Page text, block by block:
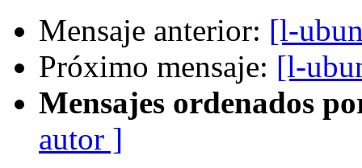
Mensaje anterior: [l-
Próximo mensaje: [l-
Mensajes ordenados
autor ]